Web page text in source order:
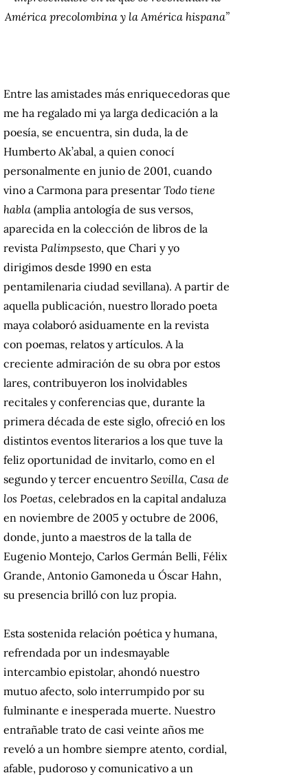
América precolombina y la América hispana”
Entre las amistades más enriquecedoras que
me ha regalado mi ya larga dedicación a la
poesía, se encuentra, sin duda, la de
Humberto Ak’abal, a quien conocí
personalmente en junio de 2001, cuando
vino a Carmona para presentar Todo tiene
habla (amplia antología de sus versos,
aparecida en la colección de libros de la
revista Palimpsesto, que Chari y yo
dirigimos desde 1990 en esta
pentamilenaria ciudad sevillana). A partir de
aquella publicación, nuestro llorado poeta
maya colaboró asiduamente en la revista
con poemas, relatos y artículos. A la
creciente admiración de su obra por estos
lares, contribuyeron los inolvidables
recitales y conferencias que, durante la
primera década de este siglo, ofreció en los
distintos eventos literarios a los que tuve la
feliz oportunidad de invitarlo, como en el
segundo y tercer encuentro Sevilla, Casa de
los Poetas, celebrados en la capital andaluza
en noviembre de 2005 y octubre de 2006,
donde, junto a maestros de la talla de
Eugenio Montejo, Carlos Germán Belli, Félix
Grande, Antonio Gamoneda u Óscar Hahn,
su presencia brilló con luz propia.
Esta sostenida relación poética y humana,
refrendada por un indesmayable
intercambio epistolar, ahondó nuestro
mutuo afecto, solo interrumpido por su
fulminante e inesperada muerte. Nuestro
entrañable trato de casi veinte años me
reveló a un hombre siempre atento, cordial,
afable, pudoroso y comunicativo a un